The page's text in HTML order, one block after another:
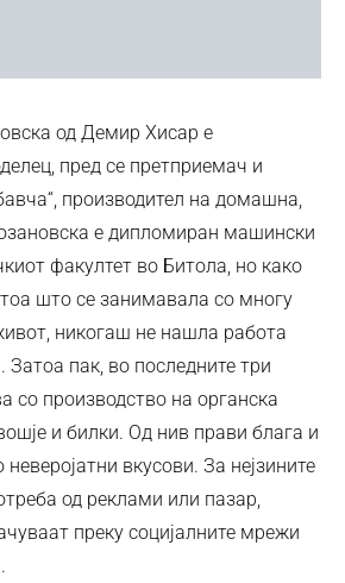
од Демир Хисар е
пред се претприемач и
производител на домашна,
е дипломиран машински
факултет во Битола, но како
што се занимавала со многу
никогаш не нашла работа
пак, во последните три
со производство на органска
и билки. Од нив прави блага и
вкусови. За нејзините
од реклами или пазар,
преку социјалните мрежи